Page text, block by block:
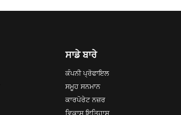
ਸਾਡੇ ਬਾਰੇ
ਕੰਪਨੀ ਪ੍ਰੋਫਾਇਲ
ਸਮੂਹ ਸਨਮਾਨ
ਕਾਰਪੋਰੇਟ ਨਜ਼ਰ
ਵਿਕਾਸ ਇਤਿਹਾਸ